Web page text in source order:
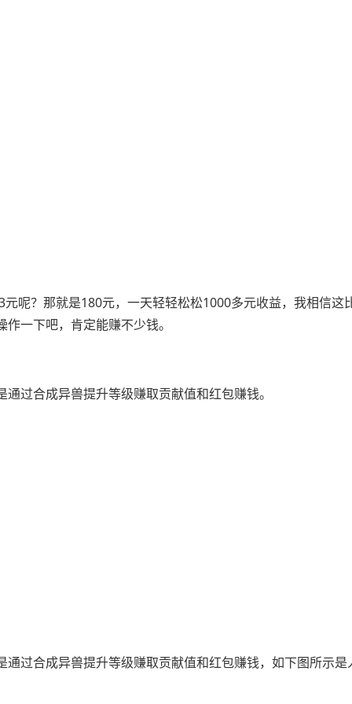
呢？那就是180元，一天轻轻松松1000多元收益，我相信这
一下吧，肯定能赚不少钱。
过合成异兽提升等级赚取贡献值和红包赚钱。
过合成异兽提升等级赚取贡献值和红包赚钱，如下图所示是